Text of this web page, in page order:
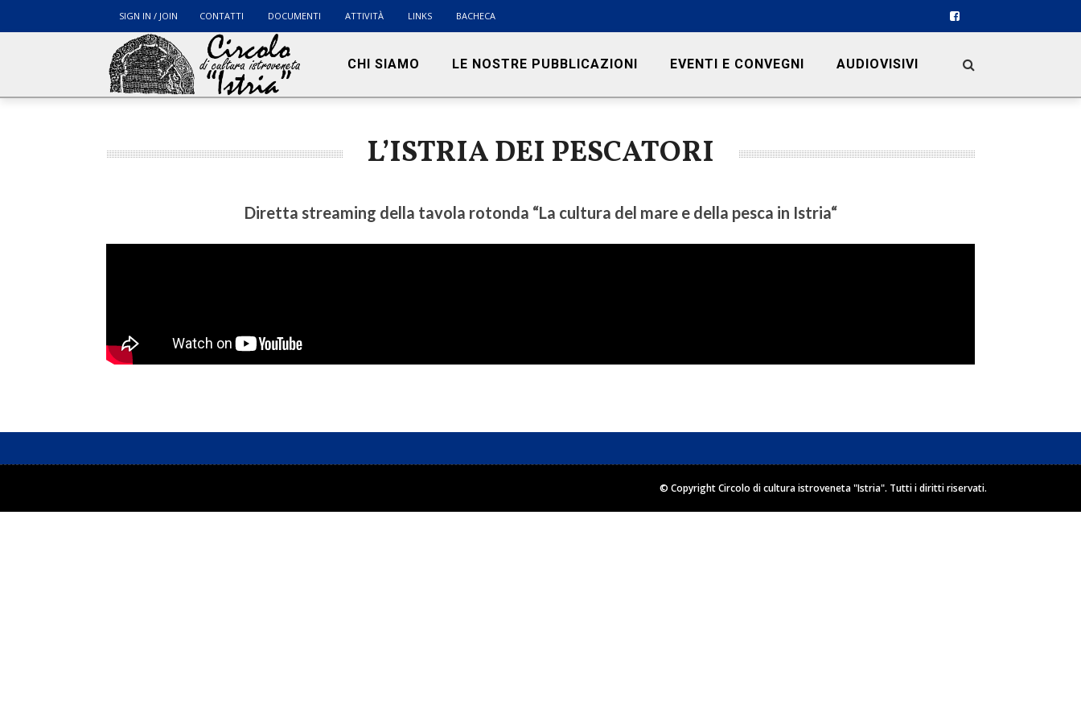
SIGN IN / JOIN CONTATTI DOCUMENTI ATTIVITÀ LINKS BACHECA
CHI SIAMO LE NOSTRE PUBBLICAZIONI EVENTI E CONVEGNI AUDIOVISIVI
L’ISTRIA DEI PESCATORI
Diretta streaming della tavola rotonda “La cultura del mare e della pesca in Istria“
© CopyrightCircolo di cultura istroveneta "Istria". Tutti i diritti riservati.